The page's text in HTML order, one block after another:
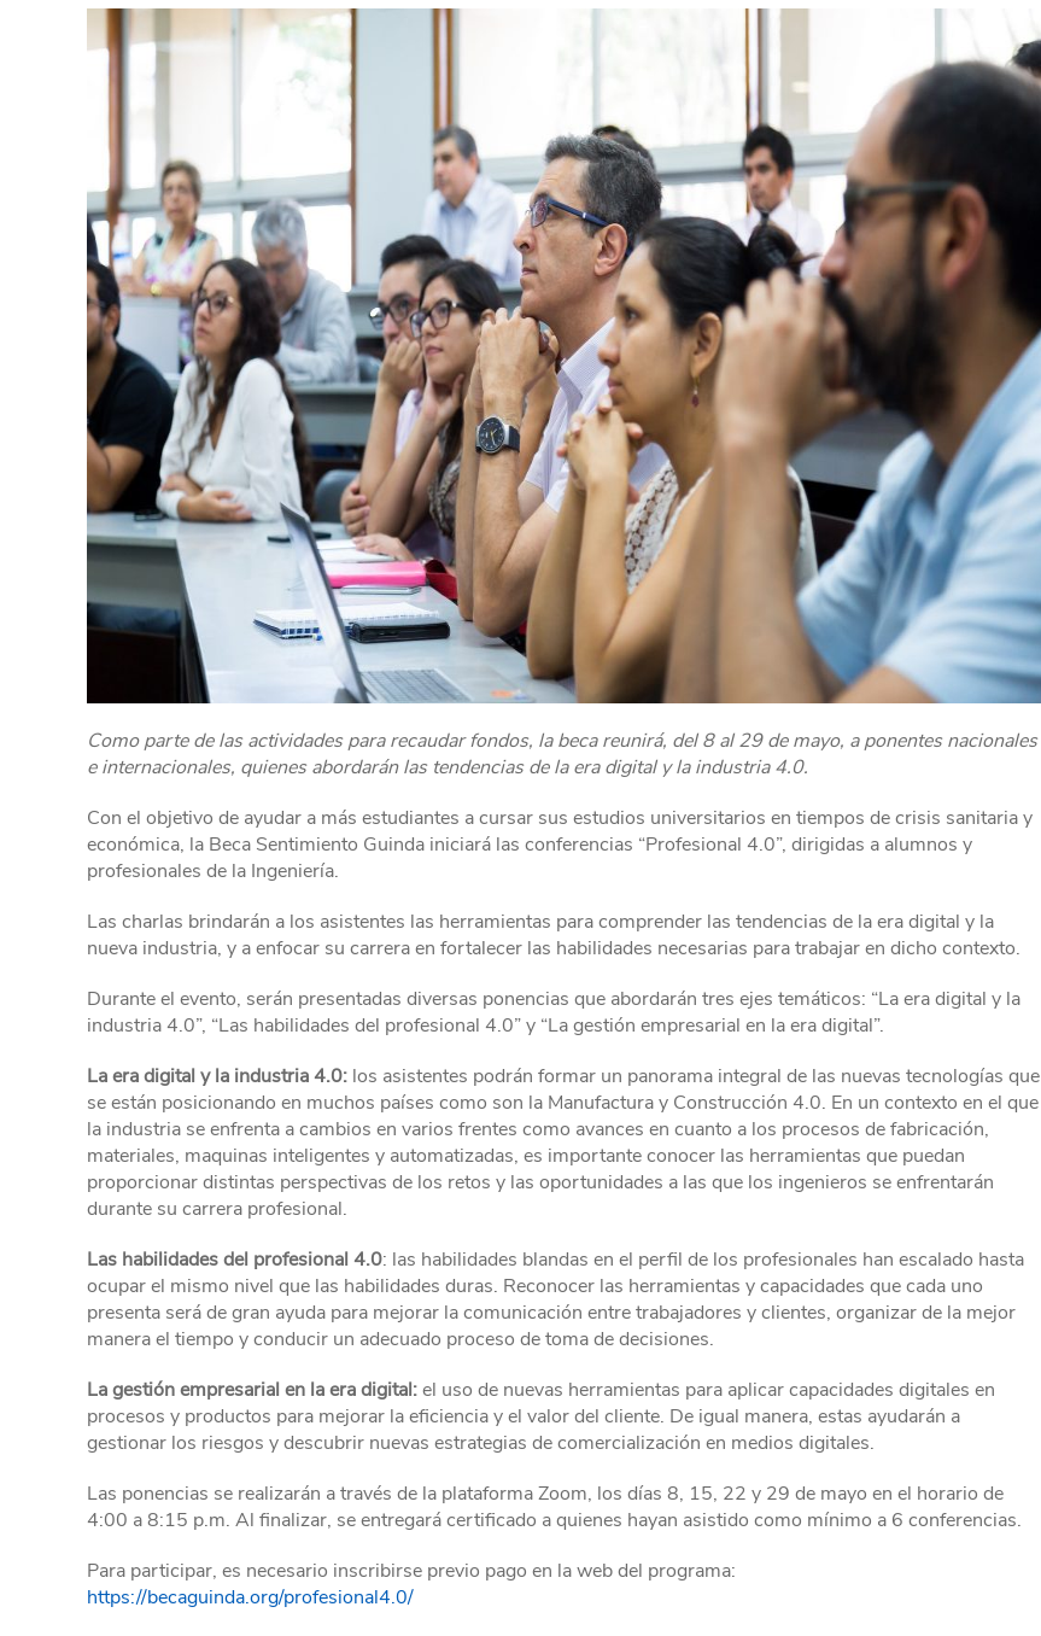
Como parte de las actividades para recaudar fondos, la beca reunirá, del 8 al 29 de mayo, a ponentes nacionales
e internacionales, quienes abordaránlas tendencias de la era digital y la industria 4.0.
Con el objetivo de ayudar a más estudiantes a cursar sus estudios universitarios en tiempos de crisis sanitaria y
económica, la Beca Sentimiento Guinda iniciará las conferencias “Profesional 4.0”, dirigidas a alumnos y
profesionales de la Ingeniería.
Las charlas brindarán a los asistentes las herramientas para comprender las tendencias de la era digital y la
nueva industria, y a enfocar su carrera en fortalecer las habilidades necesarias para trabajar en dicho contexto.
Durante el evento, serán presentadas diversas ponencias que abordarán tres ejes temáticos: “La era digital y la
industria 4.0”, “Las habilidades del profesional 4.0” y “La gestión empresarial en la era digital”.
La era digital y la industria 4.0: los asistentes podrán formar un panorama integral de las nuevas tecnologías que
se están posicionando en muchos países como son la Manufactura y Construcción 4.0. En un contexto en el que
la industria se enfrenta a cambios en varios frentes como avances en cuanto a los procesos de fabricación,
materiales, maquinas inteligentes y automatizadas, es importante conocer las herramientas que puedan
proporcionar distintas perspectivas de los retos y las oportunidades a las que los ingenieros se enfrentarán
durante su carrera profesional.
Las habilidades del profesional 4.0: las habilidades blandas en el perfil de los profesionales han escalado hasta
ocupar el mismo nivel que las habilidades duras. Reconocer las herramientas y capacidades que cada uno
presenta será de gran ayuda para mejorar la comunicación entre trabajadores y clientes, organizar de la mejor
manera el tiempo y conducir un adecuado proceso de toma de decisiones.
La gestión empresarial en la era digital:el uso de nuevas herramientas para aplicar capacidades digitales en
procesos y productos para mejorar la eficiencia y el valor del cliente. De igual manera, estas ayudarán a
gestionar los riesgos y descubrir nuevas estrategias de comercialización en medios digitales.
Las ponencias se realizarán a través de la plataforma Zoom, los días 8, 15, 22 y 29 de mayo en el horario de
4:00 a 8:15 p.m. Al finalizar, se entregará certificado a quienes hayan asistido como mínimo a 6 conferencias.
Para participar, es necesario inscribirse previo pago en la web del programa:
https://becaguinda.org/profesional4.0/